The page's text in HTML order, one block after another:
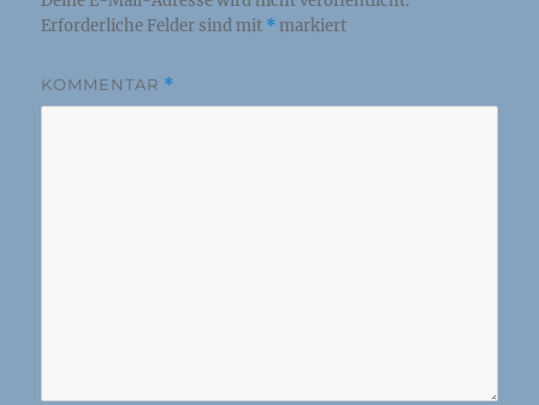
Erforderliche Felder sind mit * markiert
KOMMENTAR *